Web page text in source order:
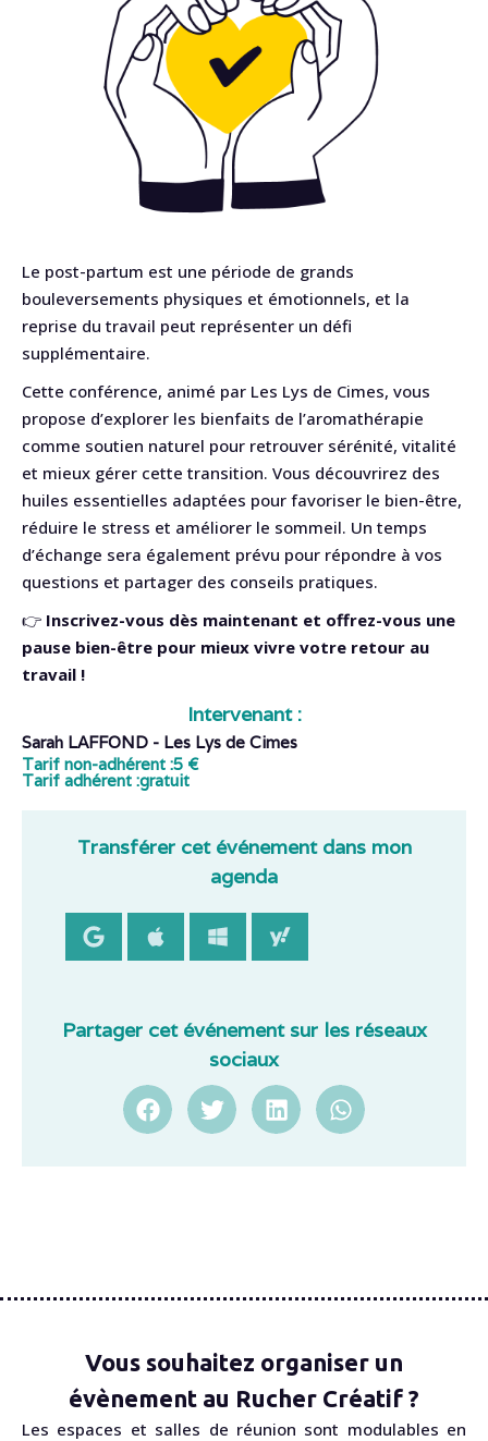
Le post-partum est une période de grands
bouleversements physiques et émotionnels, et la
reprise du travail peut représenter un défi
supplémentaire.
Cette conférence, animé par Les Lys de Cimes, vous
propose d’explorer les bienfaits de l’aromathérapie
comme soutien naturel pour retrouver sérénité, vitalité
et mieux gérer cette transition. Vous découvrirez des
huiles essentielles adaptées pour favoriser le bien-être,
réduire le stress et améliorer le sommeil. Un temps
d’échange sera également prévu pour répondre à vos
questions et partager des conseils pratiques.
👉 Inscrivez-vous dès maintenant et offrez-vous une
pause bien-être pour mieux vivre votre retour au
travail !
Intervenant :
Sarah LAFFOND - Les Lys de Cimes
Tarif non-adhérent :5 €
Tarif adhérent :gratuit
Transférer cet événement dans mon
agenda
Partager cet événement sur les réseaux
sociaux
Vous souhaitez organiser un
évènement au Rucher Créatif ?
Les espaces et salles de réunion sont modulables en